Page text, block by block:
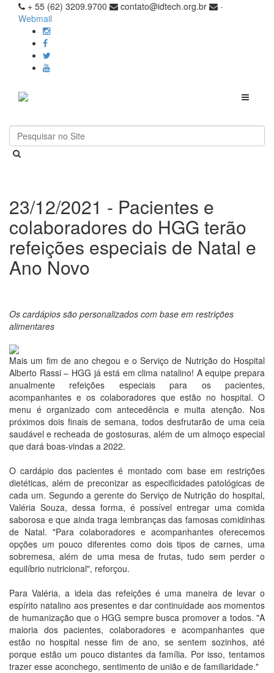
+ 55 (62) 3209.9700 contato@idtech.org.br
-
Webmail
Toggle
23/12/2021 - Pacientes e
colaboradores do HGG terão
refeições especiais de Natal e
Ano Novo
Os cardápios são personalizados com base em restrições
alimentares
Mais um fim de ano chegou e o Serviço de Nutrição do Hospital
Alberto Rassi – HGG já está em clima natalino! A equipe prepara
anualmente refeições especiais para os pacientes,
acompanhantes e os colaboradores que estão no hospital. O
menu é organizado com antecedência e muita atenção. Nos
próximos dois finais de semana, todos desfrutarão de uma ceia
saudável e recheada de gostosuras, além de um almoço especial
que dará boas-vindas a 2022.
O cardápio dos pacientes é montado com base em restrições
dietéticas, além de preconizar as especificidades patológicas de
cada um. Segundo a gerente do Serviço de Nutrição do hospital,
Valéria Souza, dessa forma, é possível entregar uma comida
saborosa e que ainda traga lembranças das famosas comidinhas
de Natal. "Para colaboradores e acompanhantes oferecemos
opções um pouco diferentes como dois tipos de carnes, uma
sobremesa, além de uma mesa de frutas, tudo sem perder o
equilíbrio nutricional", reforçou.
Para Valéria, a ideia das refeições é uma maneira de levar o
espírito natalino aos presentes e dar continuidade aos momentos
de humanização que o HGG sempre busca promover a todos. "A
maioria dos pacientes, colaboradores e acompanhantes que
estão no hospital nesse fim de ano, se sentem sozinhos, até
porque estão um pouco distantes da família. Por isso, tentamos
trazer esse aconchego, sentimento de união e de familiaridade."